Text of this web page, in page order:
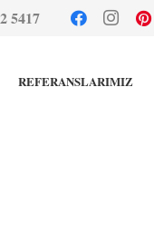
5417
REFERANSLARIMIZ